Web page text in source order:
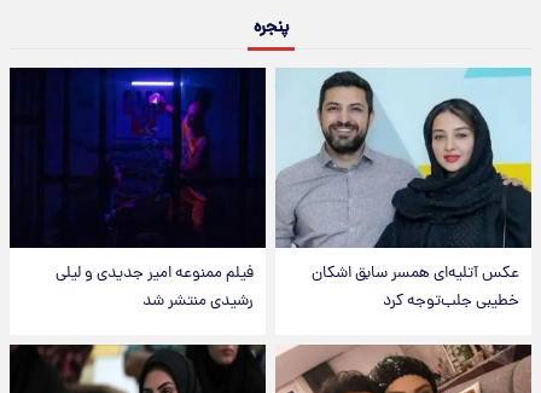
پنجره
عکس‌ آتلیه‌ای همسر سابق اشکان
خطیبی جلب‌توجه کرد
فیلم ممنوعه امیر جدیدی و لیلی
رشیدی منتشر شد